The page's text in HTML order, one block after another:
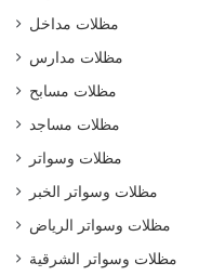
مظلات مداخل
مظلات مدارس
مظلات مسابح
مظلات مساجد
مظلات وسواتر
مظلات وسواتر الخبر
مظلات وسواتر الرياض
مظلات وسواتر الشرقية